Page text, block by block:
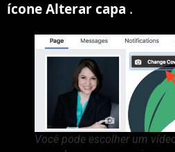
ícone Alterar capa .
Você pode escolher um